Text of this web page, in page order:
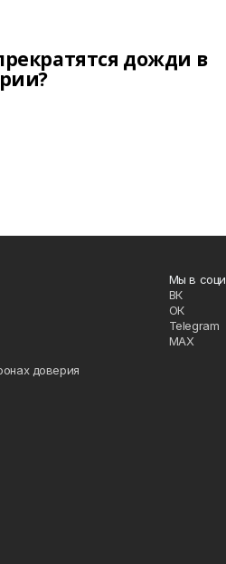
дожди в
доверия
Мы в
ВК
ОК
Telegram
MAX